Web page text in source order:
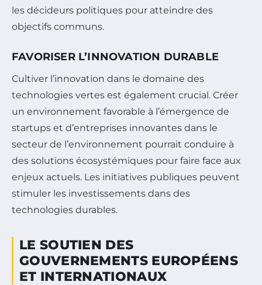
les décideurs politiques pour atteindre des
objectifs communs.
FAVORISER L’INNOVATION DURABLE
Cultiver l’innovation dans le domaine des
technologies vertes est également crucial. Créer
un environnement favorable à l’émergence de
startups et d’entreprises innovantes dans le
secteur de l’environnement pourrait conduire à
des solutions écosystémiques pour faire face aux
enjeux actuels. Les initiatives publiques peuvent
stimuler les investissements dans des
technologies durables.
LE SOUTIEN DES
GOUVERNEMENTS EUROPÉENS
ET INTERNATIONAUX